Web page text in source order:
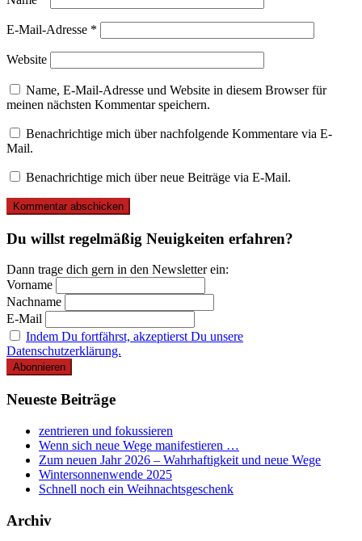
E-Mail-Adresse *
Website
Name, E-Mail-Adresse und Website in diesem Browser für
meinen nächsten Kommentar speichern.
Benachrichtige mich über nachfolgende Kommentare via E-
Mail.
Benachrichtige mich über neue Beiträge via E-Mail.
Du willst regelmäßig Neuigkeiten erfahren?
Dann trage dich gern in den Newsletter ein:
Vorname
Nachname
E-Mail
Indem Du fortfährst, akzeptierst Du unsere
Datenschutzerklärung.
Neueste Beiträge
zentrieren und fokussieren
Wenn sich neue Wege manifestieren …
Zum neuen Jahr 2026 – Wahrhaftigkeit und neue Wege
Wintersonnenwende 2025
Schnell noch ein Weihnachtsgeschenk
Archiv